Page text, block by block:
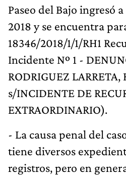
Paseo del Bajo ingresó
2018 y se encuentra
18346/2018/1/1/RH1
Incidente Nº 1 -
RODRIGUEZ LARRETA,
s/INCIDENTE DE
EXTRAORDINARIO).
- La causa penal del
tiene diversos
registros, pero en